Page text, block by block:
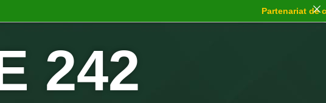
242
Partenariat de